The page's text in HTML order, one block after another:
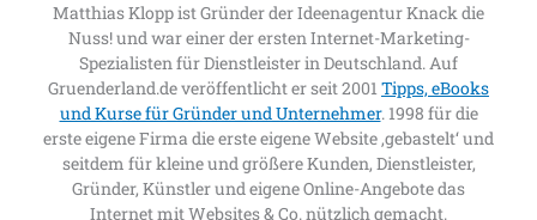
Matthias Klopp ist Gründer der Ideenagentur Knack die
Nuss! und war einer der ersten Internet-Marketing-
Spezialisten für Dienstleister in Deutschland. Auf
Gruenderland.de veröffentlicht er seit 2001Tipps, eBooks
und Kurse für Gründer und Unternehmer. 1998 für die
erste eigene Firma die erste eigene Website ‚gebastelt‘ und
seitdem für kleine und größere Kunden, Dienstleister,
Gründer, Künstler und eigene Online-Angebote das
Internet mit Websites & Co. nützlich gemacht.